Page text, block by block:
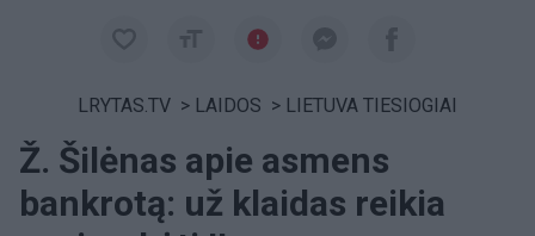
LRYTAS.TV > LAIDOS > LIETUVA TIESIOGIAI
Ž. Šilėnas apie asmens
bankrotą: už klaidas reikia